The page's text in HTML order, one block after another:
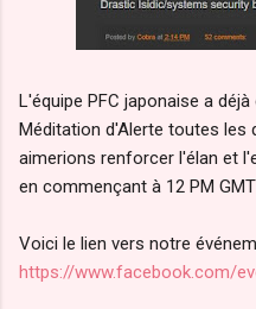
L'équipe PFC japonaise a
Méditation d'Alerte toutes les
aimerions renforcer l'élan et
en commençant à 12 PM
Voici le lien vers notre
https://www.facebook.com/